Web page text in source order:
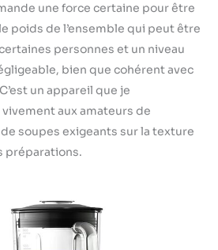
une force certaine pour être
poids de l’ensemble qui peut être
personnes et un niveau
bien que cohérent avec
un appareil que je
aux amateurs de
soupes exigeants sur la texture
préparations.